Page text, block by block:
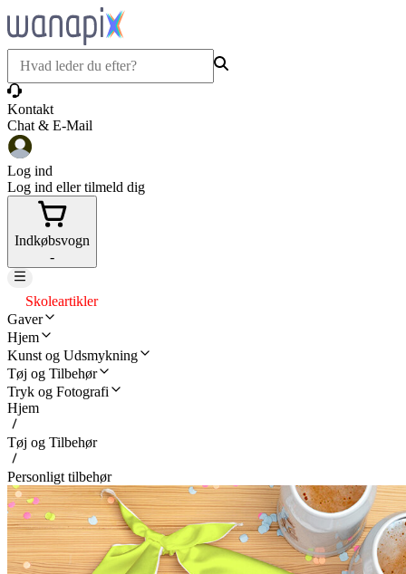
Kontakt
Chat & E-Mail
Log ind
Log ind eller tilmeld dig
Indkøbsvogn
-
Skoleartikler
Gaver
Hjem
Kunst og Udsmykning
Tøj og Tilbehør
Tryk og Fotografi
Hjem
Tøj og Tilbehør
Personligt tilbehør